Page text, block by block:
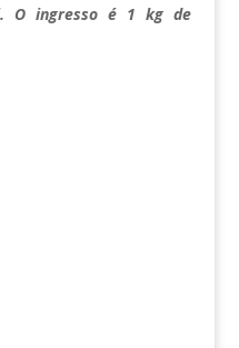
O ingresso é 1 kg de